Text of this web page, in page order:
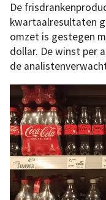
De
kwartaalresultaten
omzet is gestegen
dollar. De winst per
de